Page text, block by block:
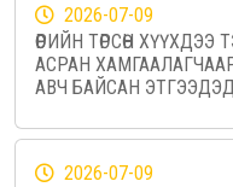
2026-07-09
ӨӨРИЙН ТӨРСӨН
АСРАН
АВЧ БАЙСАН
2026-07-09